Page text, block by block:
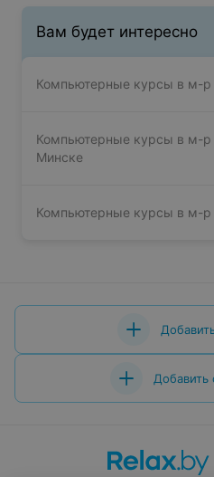
Вам будет интересно
Компьютерные курсы в м-р
Компьютерные курсы в м-р
Минске
Компьютерные курсы в м-
Добавить